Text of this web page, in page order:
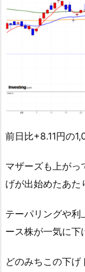
前日比+8.11円の
マザーズも上がっ
げが出始めたあた
テーパリングや利
ース株が一気に下
どのみちこの下げ